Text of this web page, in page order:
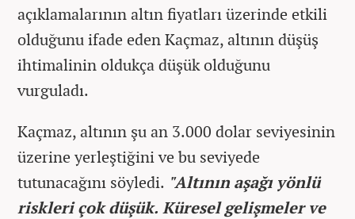
açıklamalarının altın fiyatları üzerinde etkili
olduğunu ifade eden Kaçmaz, altının düşüş
ihtimalinin oldukça düşük olduğunu
vurguladı.
Kaçmaz, altının şu an 3.000 dolar seviyesinin
üzerine yerleştiğini ve bu seviyede
tutunacağını söyledi. "Altının aşağı yönlü
riskleri çok düşük. Küresel gelişmeler ve